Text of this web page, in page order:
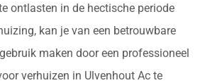
ontlasten in de hectische periode
kan je van een betrouwbare
maken door een professioneel
verhuizen in Ulvenhout Ac te